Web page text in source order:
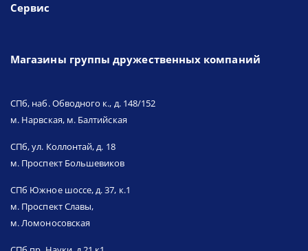
Сервис
Магазины группы дружественных компаний
СПб, наб. Обводного к., д. 148/152
м. Нарвская, м. Балтийская
СПб, ул. Коллонтай, д. 18
м. Проспект Большевиков
СПб Южное шоссе, д. 37, к.1
м. Проспект Славы,
м. Ломоносовская